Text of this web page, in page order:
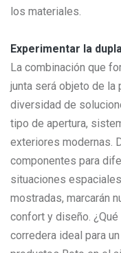
los materiales.
Experimentar la
La combinación que
junta será objeto de la
diversidad de
tipo de apertura,
exteriores modernas.
componentes para
situaciones
mostradas, marcarán
confort y diseño.
corredera ideal para